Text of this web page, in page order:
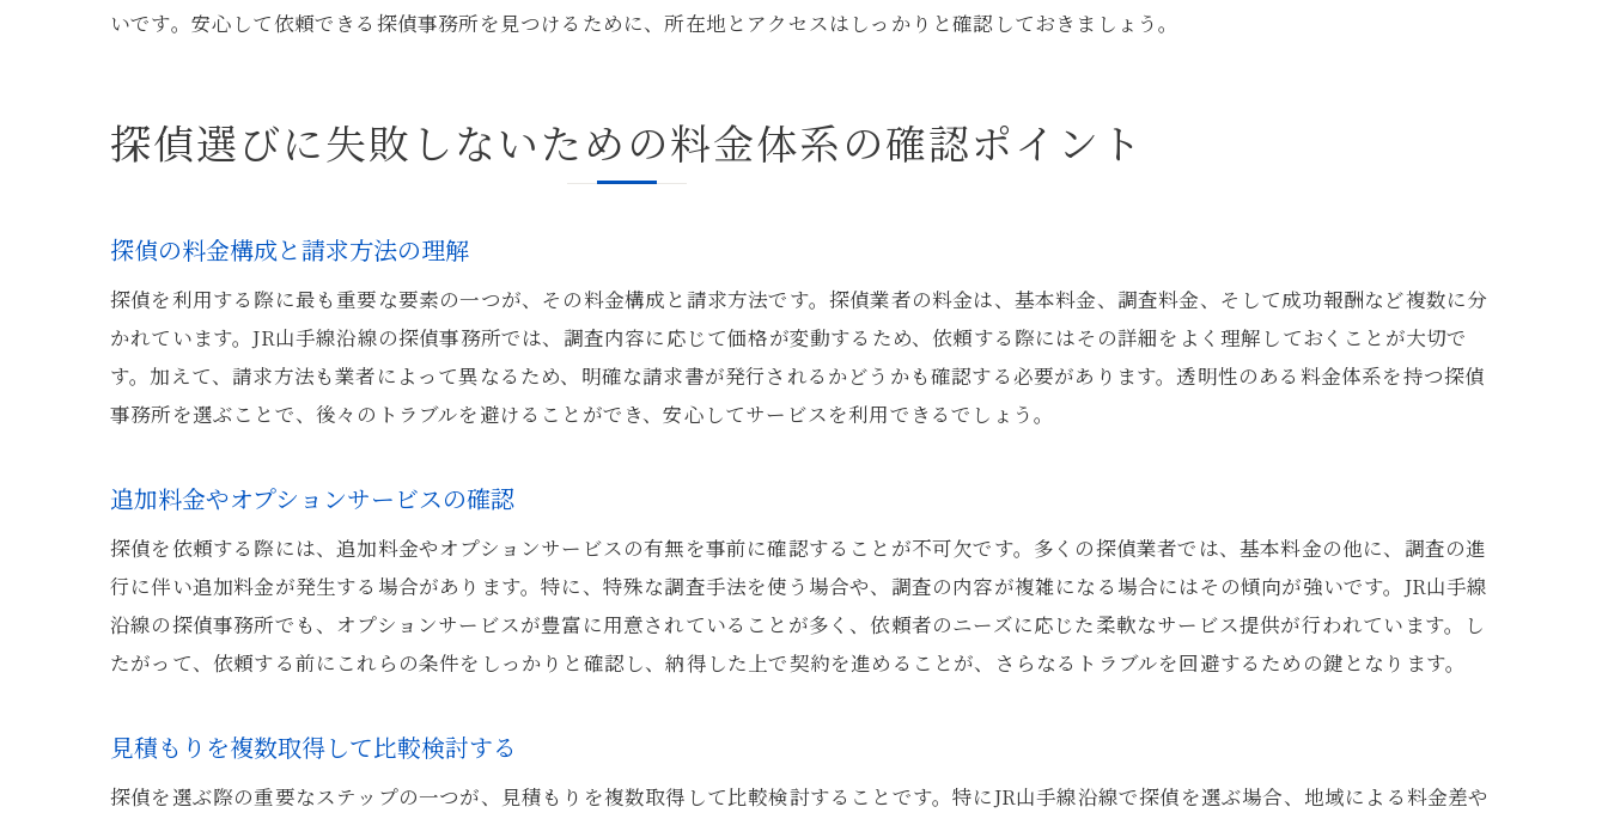
依頼内容に対する料金と見積もりの確認
過去の顧客からの評判やレビューの確認
探偵事務所の所在地とアクセスの確認
料金体系の透明性を確認する方法
過去の実績と成功事例をチェックする
初回相談での対応から信頼性を判断する
いです。安心して依頼できる探偵事務所を見つけるために、所在地とアクセスはしっかりと確認しておきましょう。
探偵選びに失敗しないための料金体系の確認ポイント
探偵の料金構成と請求方法の理解
探偵を利用する際に最も重要な要素の一つが、その料金構成と請求方法です。探偵業者の料金は、基本料金、調査料金、そして成功報酬など複数に分
かれています。JR山手線沿線の探偵事務所では、調査内容に応じて価格が変動するため、依頼する際にはその詳細をよく理解しておくことが大切で
す。加えて、請求方法も業者によって異なるため、明確な請求書が発行されるかどうかも確認する必要があります。透明性のある料金体系を持つ探偵
事務所を選ぶことで、後々のトラブルを避けることができ、安心してサービスを利用できるでしょう。
追加料金やオプションサービスの確認
探偵を依頼する際には、追加料金やオプションサービスの有無を事前に確認することが不可欠です。多くの探偵業者では、基本料金の他に、調査の進
行に伴い追加料金が発生する場合があります。特に、特殊な調査手法を使う場合や、調査の内容が複雑になる場合にはその傾向が強いです。JR山手線
沿線の探偵事務所でも、オプションサービスが豊富に用意されていることが多く、依頼者のニーズに応じた柔軟なサービス提供が行われています。し
たがって、依頼する前にこれらの条件をしっかりと確認し、納得した上で契約を進めることが、さらなるトラブルを回避するための鍵となります。
見積もりを複数取得して比較検討する
探偵を選ぶ際の重要なステップの一つが、見積もりを複数取得して比較検討することです。特にJR山手線沿線で探偵を選ぶ場合、地域による料金差や